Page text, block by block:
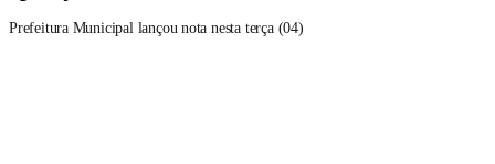
Prefeitura Municipal lançou nota nesta terça (04)